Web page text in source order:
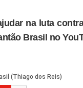
na luta
Brasil no